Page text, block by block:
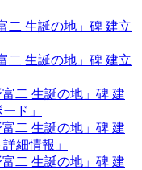
二 生誕の地」碑 建立
二 生誕の地」碑 建立
富二 生誕の地」碑 建
ド」
富二 生誕の地」碑 建
細情報」
富二 生誕の地」碑 建